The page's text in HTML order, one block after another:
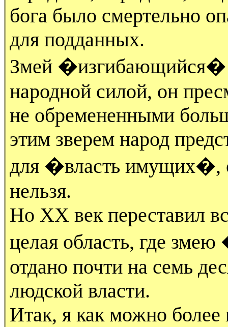
бога было смертельно
для подданных.
Змей �изгибающийся�
народной силой, он
не обремененными
этим зверем народ
для �власть имущих�,
нельзя.
Но ХХ век переставил
целая область, где
отдано почти на семь
людской власти.
Итак, я как можно более